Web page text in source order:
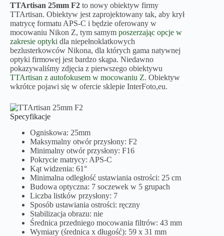
TTArtisan 25mm F2 to nowy obiektyw firmy
TTArtisan. Obiektyw jest zaprojektowany tak, aby krył
matrycę formatu APS-C i będzie oferowany w
mocowaniu Nikon Z, tym samym poszerzając opcje w
zakresie optyki dla niepełnoklatkowych
bezlusterkowców Nikona, dla których gama natywnej
optyki firmowej jest bardzo skąpa. Niedawno
pokazywaliśmy zdjęcia z pierwszego obiektywu
TTArtisan z autofokusem w mocowaniu Z. Obiektyw
wkrótce pojawi się w ofercie sklepie InterFoto,eu.
Specyfikacje
Ogniskowa: 25mm
Maksymalny otwór przysłony: F2
Minimalny otwór przysłony: F16
Pokrycie matrycy: APS-C
Kąt widzenia: 61°
Minimalna odległość ustawiania ostrości: 25 cm
Budowa optyczna: 7 soczewek w 5 grupach
Liczba listków przysłony: 7
Sposób ustawiania ostrości: ręczny
Stabilizacja obrazu: nie
Średnica przedniego mocowania filtrów: 43 mm
Wymiary (średnica x długość): 59 x 31 mm